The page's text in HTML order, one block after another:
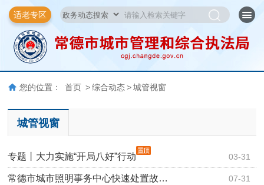
适老专区
您的位置： 首页 > 综合动态 > 城管视窗
城管视窗
03-31
专题丨大力实施“开局八好”行动
07-31
常德市城市照明事务中心快速处置故…